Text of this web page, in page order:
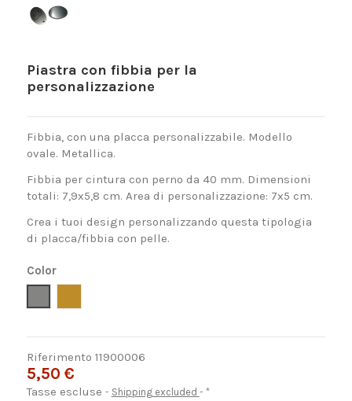
Piastra con fibbia per la
personalizzazione
Fibbia, con una placca personalizzabile. Modello
ovale. Metallica.
Fibbia per cintura con perno da 40 mm. Dimensioni
totali: 7,9x5,8 cm. Area di personalizzazione: 7x5 cm.
Crea i tuoi design personalizzando questa tipologia
di placca/fibbia con pelle.
Color
Riferimento 11900006
5,50 €
Tasse escluse Shipping excluded *